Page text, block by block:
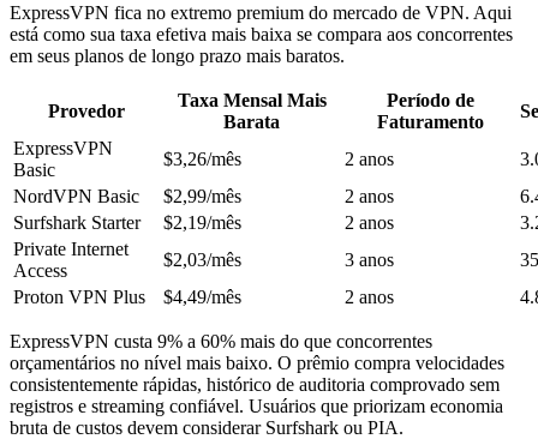
ExpressVPN fica no extremo premium do mercado de VPN. Aqui
está como sua taxa efetiva mais baixa se compara aos concorrentes
em seus planos de longo prazo mais baratos.
Provedor
Taxa Mensal Mais
Barata
Período de
Faturamento
ExpressVPN
Basic
$3,26/mês 2 anos
NordVPN Basic
$2,99/mês 2 anos
Surfshark Starter
$2,19/mês 2 anos
Private Internet
Access
$2,03/mês 3 anos
Proton VPN Plus
$4,49/mês 2 anos
ExpressVPN custa 9% a 60% mais do que concorrentes
orçamentários no nível mais baixo. O prêmio compra velocidades
consistentemente rápidas, histórico de auditoria comprovado sem
registros e streaming confiável. Usuários que priorizam economia
bruta de custos devem considerar Surfshark ou PIA.